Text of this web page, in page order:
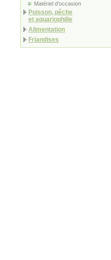
Matériel d'occasion
Poisson, pêche
et aquariophilie
Alimentation
Friandises